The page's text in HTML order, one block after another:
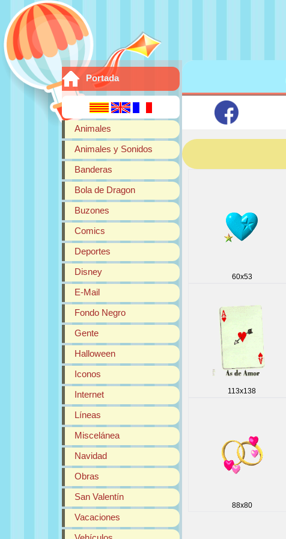
Portada
Animales
Animales y Sonidos
Banderas
Bola de Dragon
Buzones
Comics
Deportes
Disney
E-Mail
Fondo Negro
Gente
Halloween
Iconos
Internet
Líneas
Miscelánea
Navidad
Obras
San Valentín
Vacaciones
60x53
113x138
88x80